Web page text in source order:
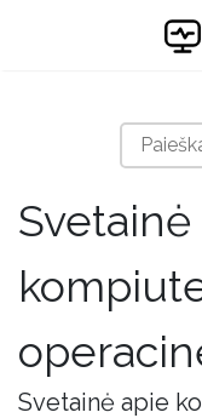
Svetainė apie